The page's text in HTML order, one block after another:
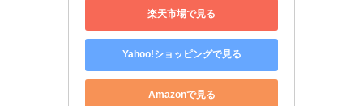
楽天市場で見る
Yahoo!ショッピングで見る
Amazonで見る